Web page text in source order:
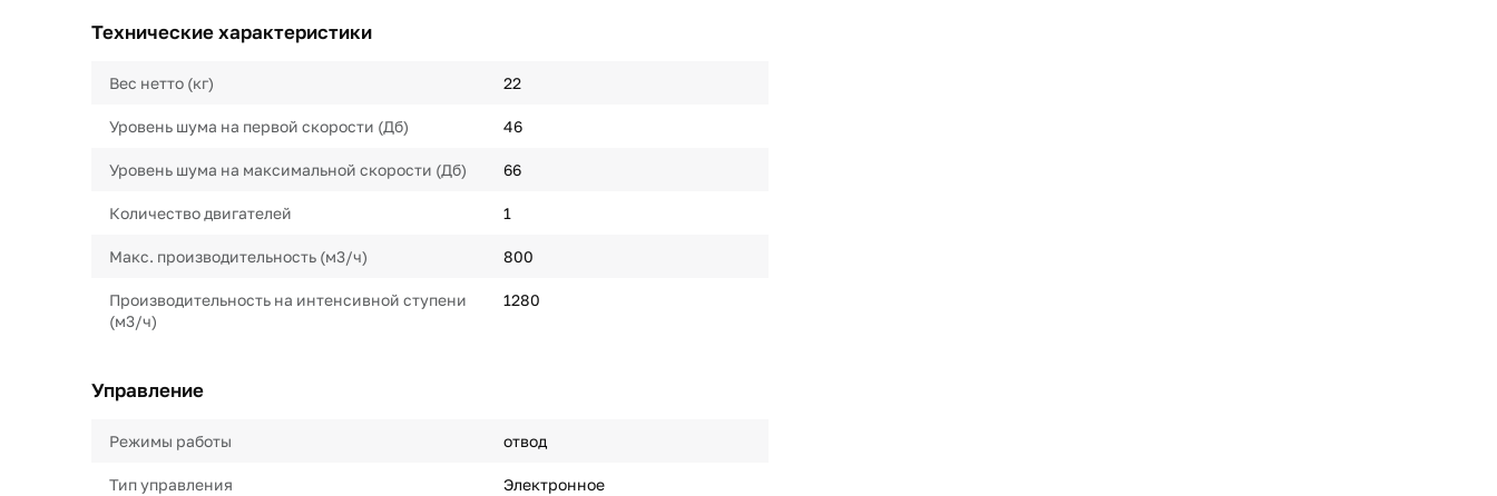
Технические характеристики
Вес нетто (кг) 22
Уровень шума на первой скорости (Дб) 46
Уровень шума на максимальной скорости (Дб) 66
Количество двигателей 1
Макс. производительность (м3/ч) 800
Производительность на интенсивной ступени
(м3/ч)
1280
Управление
Режимы работы отвод
Тип управления Электронное